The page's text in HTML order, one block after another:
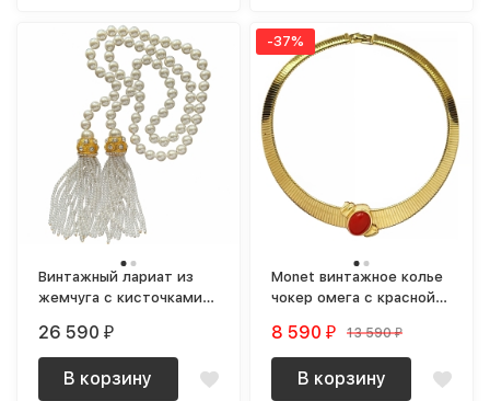
Винтажный лариат из
жемчуга с кисточками и
26 590 ₽
В корзину
-37%
Monet винтажное колье
чокер омега с красной
8 590 ₽ 13 590 ₽
В корзину